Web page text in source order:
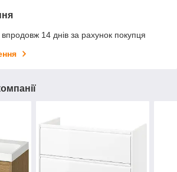
14 днів за рахунок покупця